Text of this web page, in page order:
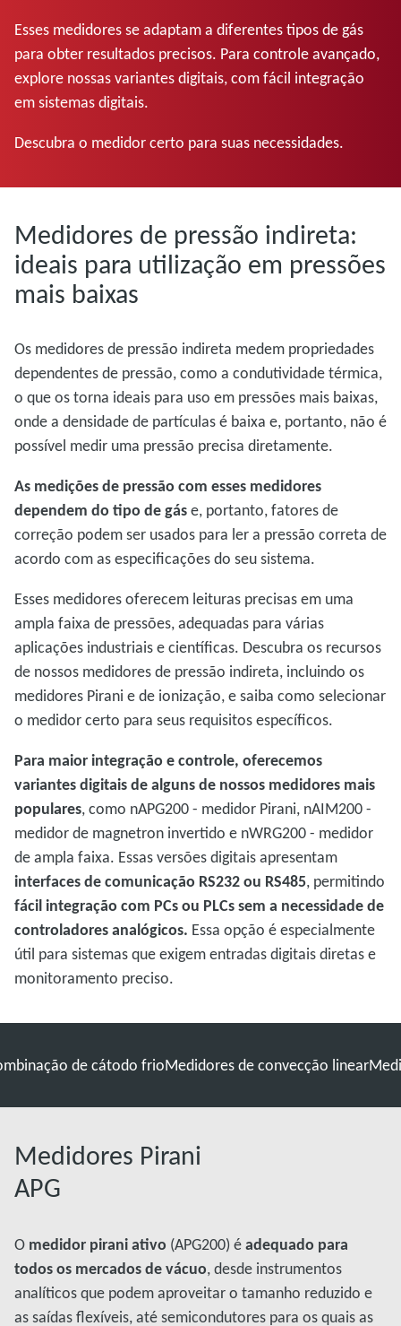
Esses medidores se adaptam a diferentes tipos de gás
para obter resultados precisos. Para controle avançado,
explore nossas variantes digitais, com fácil integração
em sistemas digitais.
Descubra o medidor certo para suas necessidades.
Medidores de pressão indireta:
ideais para utilização em pressões
mais baixas
Os medidores de pressão indireta medem propriedades
dependentes de pressão, como a condutividade térmica,
o que os torna ideais para uso em pressões mais baixas,
onde a densidade de partículas é baixa e, portanto, não é
possível medir uma pressão precisa diretamente.
As medições de pressão com esses medidores
dependem do tipo de gáse, portanto, fatores de
correção podem ser usados para ler a pressão correta de
acordo com as especificações do seu sistema.
Esses medidores oferecem leituras precisas em uma
ampla faixa de pressões, adequadas para várias
aplicações industriais e científicas. Descubra os recursos
de nossos medidores de pressão indireta, incluindo os
medidores Pirani e de ionização, e saiba como selecionar
o medidor certo para seus requisitos específicos.
Para maior integração e controle, oferecemos
variantes digitais de alguns de nossos medidores mais
populares, como nAPG200 - medidor Pirani, nAIM200 -
medidor de magnetron invertido e nWRG200 - medidor
de ampla faixa. Essas versões digitais apresentam
interfaces de comunicação RS232 ou RS485, permitindo
fácil integração com PCs ou PLCs sem a necessidade de
controladores analógicos. Essa opção é especialmente
útil para sistemas que exigem entradas digitais diretas e
monitoramento preciso.
de cátodo frioMedidores de convecção linear
Medidores Pirani
APG
O medidor pirani ativo (APG200) éadequado para
todos os mercados de vácuo, desde instrumentos
analíticos que podem aproveitar o tamanho reduzido e
as saídas flexíveis, até semicondutores para os quais as